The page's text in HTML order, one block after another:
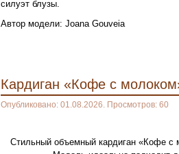
силуэт блузы.
Автор модели: Joana Gouveia
Кардиган «Кофе с
Опубликовано: 01.08.2026. Просмотров: 60
Стильный объемный кардиган «Кофе с